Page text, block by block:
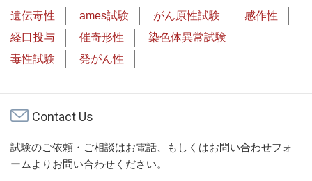
遺伝毒性 ames試験 がん原性試験
感作性
経口投与
催奇形性
染色体異常試験
毒性試験
発がん性
Contact Us
試験のご依頼・ご相談はお電話、もしくはお問い合わせフォ
ームよりお問い合わせください。